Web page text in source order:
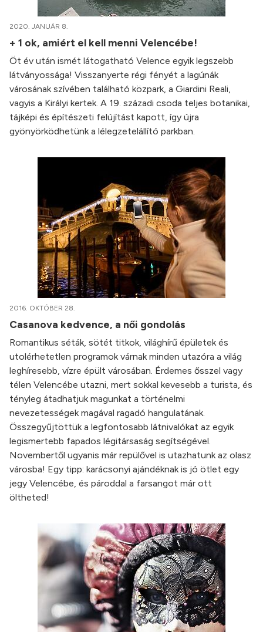
2020. JANUÁR 8.
+ 1 ok, amiért el kell menni Velencébe!
Öt év után ismét látogatható Velence egyik legszebb
látványossága! Visszanyerte régi fényét a lagúnák
városának szívében található közpark, a Giardini Reali,
vagyis a Királyi kertek. A 19. századi csoda teljes botanikai,
tájképi és építészeti felújítást kapott, így újra
gyönyörködhetünk a lélegzetelállító parkban.
2016. OKTÓBER 28.
Casanova kedvence, a női gondolás
Romantikus séták, sötét titkok, világhírű épületek és
utolérhetetlen programok várnak minden utazóra a világ
leghíresebb, vízre épült városában. Érdemes ősszel vagy
télen Velencébe utazni, mert sokkal kevesebb a turista, és
tényleg átadhatjuk magunkat a történelmi
nevezetességek magával ragadó hangulatának.
Összegyűjtöttük a legfontosabb látnivalókat az egyik
legismertebb fapados légitársaság segítségével.
Novembertől ugyanis már repülővel is utazhatunk az olasz
városba! Egy tipp: karácsonyi ajándéknak is jó ötlet egy
jegy Velencébe, és pároddal a farsangot már ott
öltheted!